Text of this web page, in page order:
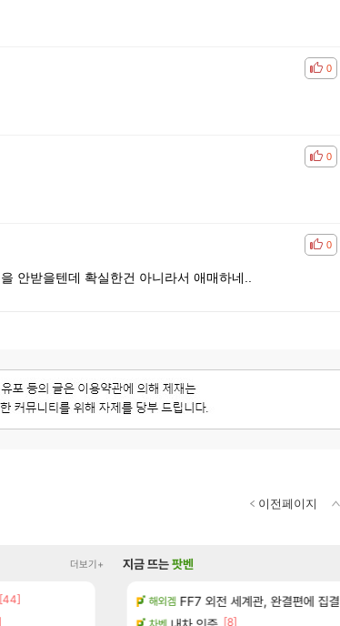
비공감
0
비공감
0
비공감
0
안받을텐데 확실한건 아니라서 애매하네..
이전페이지
더보기+
[44]
메이플 이적자 숙코 시ㅡ발련아 [335]
지금 뜨는팟벤
[1]
해외겜 FF7 외전 세계관, 완결편에 집결
[8]